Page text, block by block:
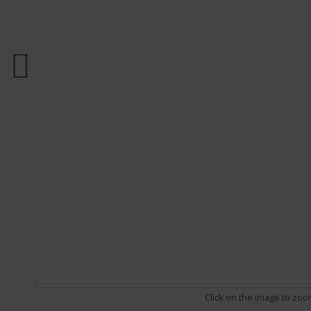
Click on the image to